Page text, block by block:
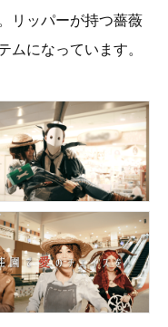
リッパーが持つ薔薇
ムになっています。